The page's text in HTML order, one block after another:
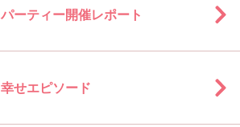
パーティー開催レポート
幸せエピソード